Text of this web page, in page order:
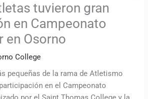
tuvieron gran
en Campeonato
en Osorno
College
pequeñas de la rama de Atletismo
en el Campeonato